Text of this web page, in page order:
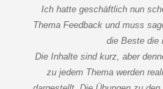
Ich hatte geschäftlich nun
Thema Feedback und muss
die Beste die
Die Inhalte sind kurz, aber
zu jedem Thema werden